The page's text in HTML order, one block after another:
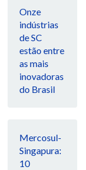
Onze
indústrias
de SC
estão entre
as mais
inovadoras
do Brasil
Mercosul-
Singapura:
10